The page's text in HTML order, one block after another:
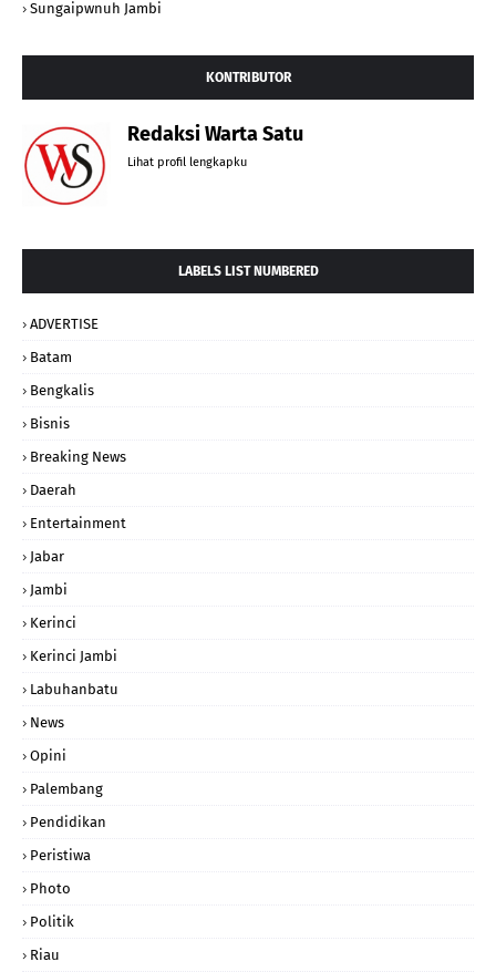
Sungaipwnuh Jambi
KONTRIBUTOR
Redaksi Warta Satu
Lihat profil lengkapku
LABELS LIST NUMBERED
ADVERTISE
Batam
Bengkalis
Bisnis
Breaking News
Daerah
Entertainment
Jabar
Jambi
Kerinci
Kerinci Jambi
Labuhanbatu
News
Opini
Palembang
Pendidikan
Peristiwa
Photo
Politik
Riau